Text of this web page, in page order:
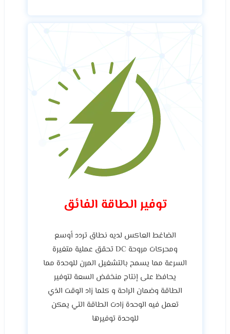
توفير الطاقة الفائق
الضاغط العاكس لديه نطاق تردد أوسع
ومحركات مروحة DC تحقق عملية متغيرة
السرعة مما يسمح بالتشغيل المرن للوحدة مما
يحافظ على إنتاج منخفض السعة لتوفير
الطاقة وضمان الراحة و كلما زاد الوقت الذي
تعمل فيه الوحدة زادت الطاقة التي يمكن
للوحدة توفيرها